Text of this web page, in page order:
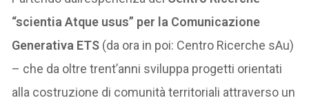
“scientia Atque usus” per la Comunicazione
Generativa ETS (da ora in poi: Centro Ricerche sAu)
– che da oltre trent’anni sviluppa progetti orientati
alla costruzione di comunità territoriali attraverso un